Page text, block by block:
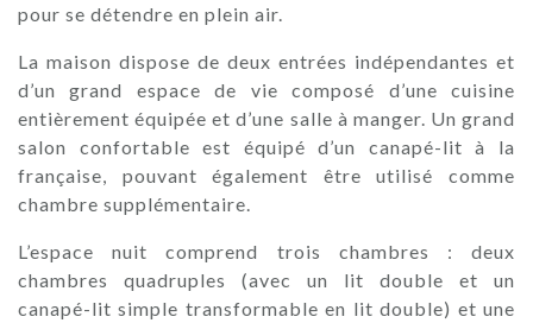
pour se détendre en plein air.
La maison dispose de deux entrées indépendantes et
d’un grand espace de vie composé d’une cuisine
entièrement équipée et d’une salle à manger. Un grand
salon confortable est équipé d’un canapé-lit à la
française, pouvant également être utilisé comme
chambre supplémentaire.
L’espace nuit comprend trois chambres : deux
chambres quadruples (avec un lit double et un
canapé-lit simple transformable en lit double) et une